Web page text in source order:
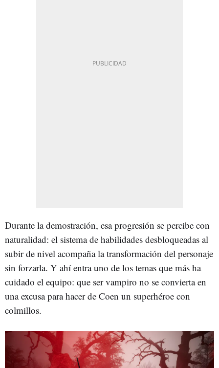
Durante la demostración, esa progresión se percibe con
naturalidad: el sistema de habilidades desbloqueadas al
subir de nivel acompaña la transformación del personaje
sin forzarla. Y ahí entra uno de los temas que más ha
cuidado el equipo: que ser vampiro no se convierta en
una excusa para hacer de Coen un superhéroe con
colmillos.